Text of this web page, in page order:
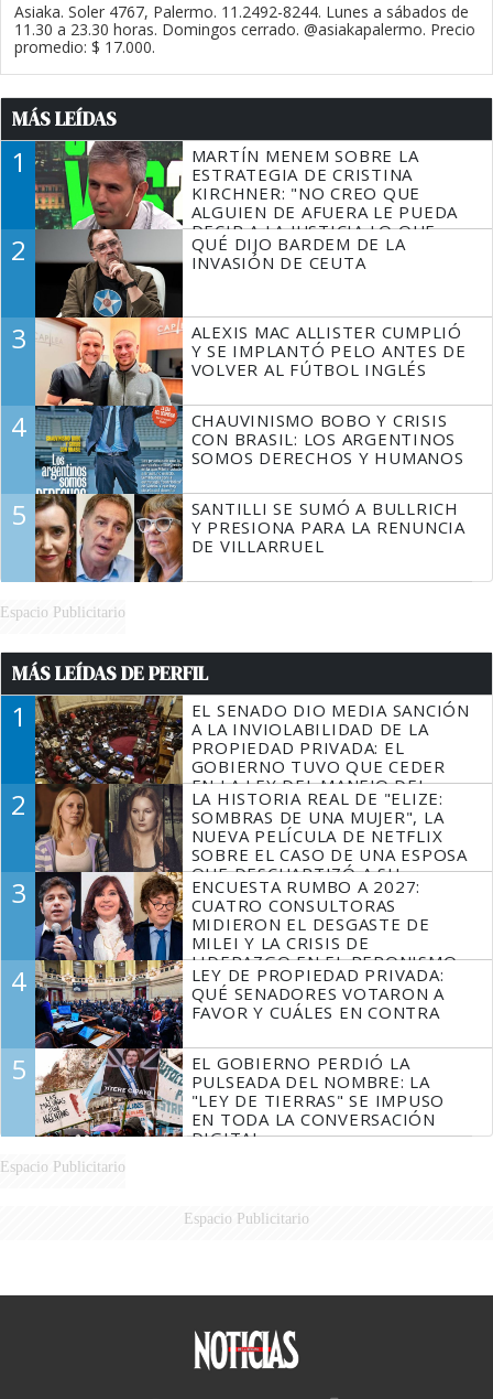
Asiaka. Soler 4767, Palermo. 11.2492-8244. Lunes a sábados de
11.30 a 23.30 horas. Domingos cerrado. @asiakapalermo. Precio
promedio: $ 17.000.
MÁS LEÍDAS
1
MARTÍN MENEM SOBRE LA
ESTRATEGIA DE CRISTINA
KIRCHNER: "NO CREO QUE
ALGUIEN DE AFUERA LE PUEDA
DECIR A LA JUSTICIA LO QUE
TIENE QUE HACER"
2
QUÉ DIJO BARDEM DE LA
INVASIÓN DE CEUTA
3
ALEXIS MAC ALLISTER CUMPLIÓ
Y SE IMPLANTÓ PELO ANTES DE
VOLVER AL FÚTBOL INGLÉS
4
CHAUVINISMO BOBO Y CRISIS
CON BRASIL: LOS ARGENTINOS
SOMOS DERECHOS Y HUMANOS
5
SANTILLI SE SUMÓ A BULLRICH
Y PRESIONA PARA LA RENUNCIA
DE VILLARRUEL
Espacio Publicitario
MÁS LEÍDAS DE PERFIL
1
EL SENADO DIO MEDIA SANCIÓN
A LA INVIOLABILIDAD DE LA
PROPIEDAD PRIVADA: EL
GOBIERNO TUVO QUE CEDER
EN LA LEY DEL MANEJO DEL
FUEGO
2
LA HISTORIA REAL DE "ELIZE:
SOMBRAS DE UNA MUJER", LA
NUEVA PELÍCULA DE NETFLIX
SOBRE EL CASO DE UNA ESPOSA
QUE DESCUARTIZÓ A SU
MARIDO
3
ENCUESTA RUMBO A 2027:
CUATRO CONSULTORAS
MIDIERON EL DESGASTE DE
MILEI Y LA CRISIS DE
LIDERAZGO EN EL PERONISMO
4
LEY DE PROPIEDAD PRIVADA:
QUÉ SENADORES VOTARON A
FAVOR Y CUÁLES EN CONTRA
5
EL GOBIERNO PERDIÓ LA
PULSEADA DEL NOMBRE: LA
"LEY DE TIERRAS" SE IMPUSO
EN TODA LA CONVERSACIÓN
DIGITAL
Espacio Publicitario
Espacio Publicitario